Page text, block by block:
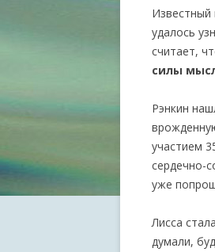
Известный
удалось
считает,
силы
Рэнкин
участием
сердечно-
уже
Лисса
думали,